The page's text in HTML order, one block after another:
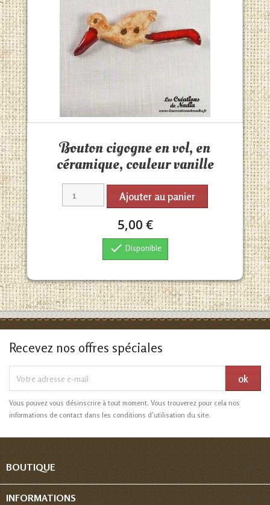
Bouton cigogne en vol, en
céramique, couleur vanille
Ajouter au panier
5,00 €
 Disponible
Recevez nos offres spéciales
Vous pouvez vous désinscrire à tout moment. Vous trouverez pour cela nos
informations de contact dans les conditions d'utilisation du site.
BOUTIQUE 
INFORMATIONS 